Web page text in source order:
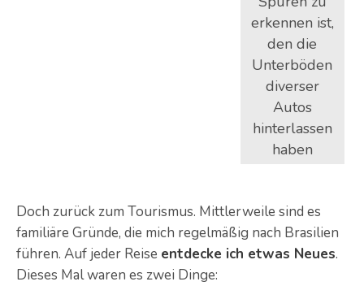
erkennen ist,
den die
Unterböden
diverser
Autos
hinterlassen
haben
Doch zurück zum Tourismus. Mittlerweile sind es
familiäre Gründe, die mich regelmäßig nach Brasilien
führen. Auf jeder Reise entdecke ich etwas Neues.
Dieses Mal waren es zwei Dinge: